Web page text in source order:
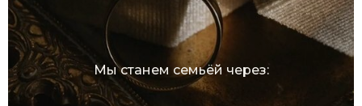
Мы станем семьёй через: